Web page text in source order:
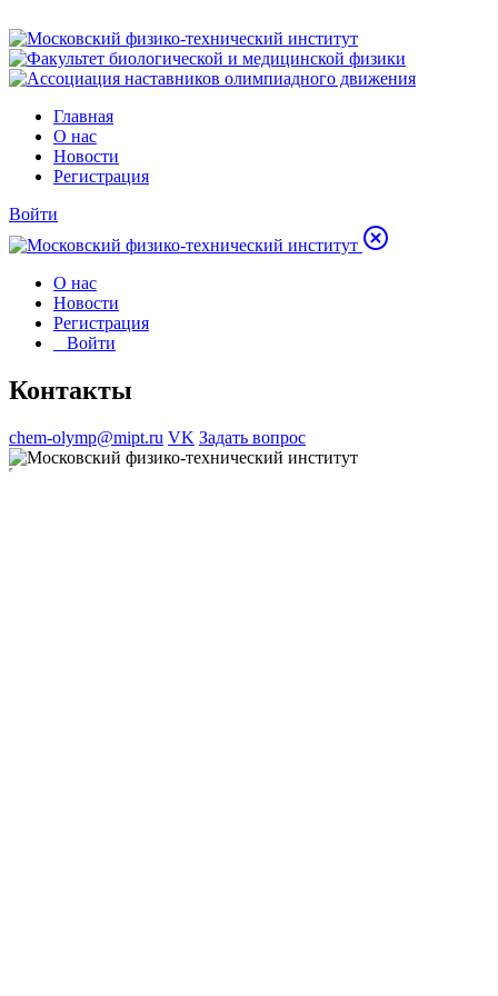
Главная
О нас
Новости
Регистрация
Войти
О нас
Новости
Регистрация
Войти
Контакты
chem-olymp@mipt.ru VK Задать вопрос